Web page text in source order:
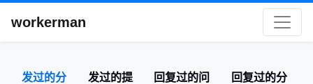
workerman
发过的分
发过的提
回复过的问
回复过的分